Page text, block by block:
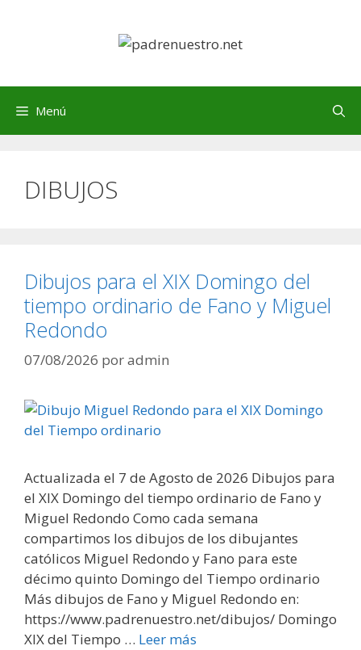
Menú
DIBUJOS
Dibujos para el XIX Domingo del
tiempo ordinario de Fano y Miguel
Redondo
07/08/2026 poradmin
Actualizada el 7 de Agosto de 2026 Dibujos para
el XIX Domingo del tiempo ordinario de Fano y
Miguel Redondo Como cada semana
compartimos los dibujos de los dibujantes
católicos Miguel Redondo y Fano para este
décimo quinto Domingo del Tiempo ordinario
Más dibujos de Fano y Miguel Redondo en:
https://www.padrenuestro.net/dibujos/ Domingo
XIX del Tiempo … Leer más